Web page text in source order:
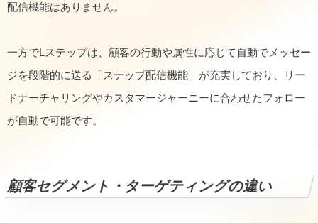
配信機能はありません。
一方でLステップは、顧客の行動や属性に応じて自動でメッセー
ジを段階的に送る「ステップ配信機能」が充実しており、リー
ドナーチャリングやカスタマージャーニーに合わせたフォロー
が自動で可能です。
顧客セグメント・ターゲティングの違い